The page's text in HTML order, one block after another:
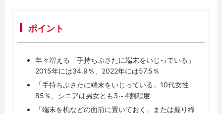
ポイント
年々増える「手持ちぶさたに端末をいじっている」
2015年には34.9％、2022年には57.5％
「手持ちぶさたに端末をいじっている」10代女性
85％、シニアは男女とも3～4割程度
「端末を机などの面前に置いておく、または握り締